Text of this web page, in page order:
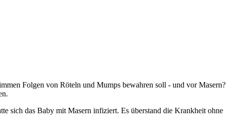
Folgen von Röteln und Mumps bewahren soll - und vor Masern?
sich das Baby mit Masern infiziert. Es überstand die Krankheit ohne